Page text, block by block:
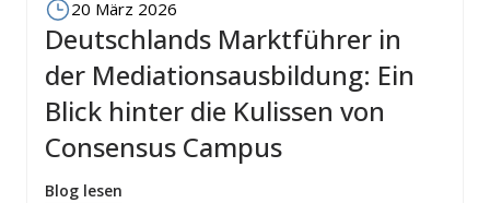
20 März 2026
Deutschlands Marktführer in
der Mediationsausbildung: Ein
Blick hinter die Kulissen von
Consensus Campus
Blog lesen